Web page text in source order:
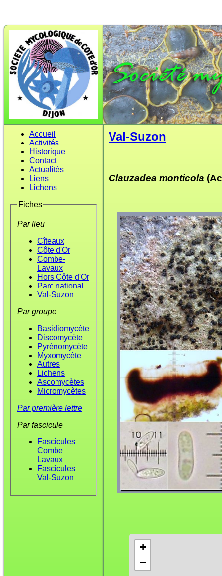
Accueil
Activités
Historique
Contact
Actualités
Liens
Lichens
Fiches
Par lieu
Cîteaux
Côte d'Or
Combe-
Lavaux
Hors Côte d'Or
Parc national
Val-Suzon
Par groupe
Basidiomycète
Discomycète
Pyrénomycète
Myxomycète
Autres
Lichens
Ascomycètes
Micromycètes
Par première lettre
Par fascicule
Fascicules
Combe
Lavaux
Fascicules
Val-Suzon
Val-Suzon
Clauzadea monticola
+
−